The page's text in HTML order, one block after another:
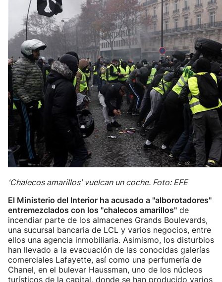
'Chalecos amarillos' vuelcan un coche. Foto: EFE
El Ministerio del Interior ha acusado a "alborotadores"
entremezclados con los "chalecos amarillos" de
incendiar parte de los almacenes Grands Boulevards,
una sucursal bancaria de LCL y varios negocios, entre
ellos una agencia inmobiliaria. Asimismo, los disturbios
han llevado a la evacuación de las conocidas galerías
comerciales Lafayette, así como una perfumería de
Chanel, en el bulevar Haussman, uno de los núcleos
turísticos de la capital, donde se han producido varios